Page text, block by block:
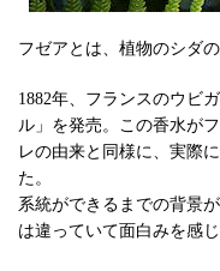
フゼアとは、植物のシダ
1882年、フランスのウビ
ル」を発売。この香水が
レの由来と同様に、実際
た。
系統ができるまでの背景
は違っていて面白みを感じ